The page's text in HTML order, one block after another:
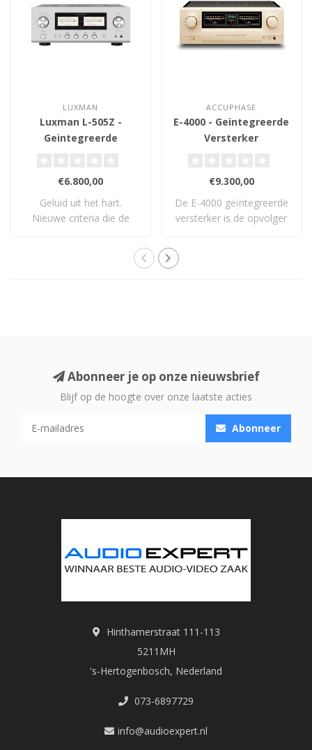
LUXMAN
Luxman L-505Z -
Geintegreerde
€6.800,00
Geluid uit het hart.
Nieuwe criteria die de
ACCUPHASE
E-4000 - Geintegreerde
Versterker
€9.300,00
De E-4000 geïntegreerde
versterker is de opvolger
Abonneer je op onze nieuwsbrief
Blijf op de hoogte over onze laatste acties
Abonneer
Hinthamerstraat 111-113
5211MH
's-Hertogenbosch, Nederland
073-6897729
info@audioexpert.nl